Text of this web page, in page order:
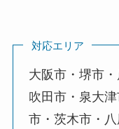
対応エリア
大阪市・堺市
吹田市・泉大
市・茨木市・